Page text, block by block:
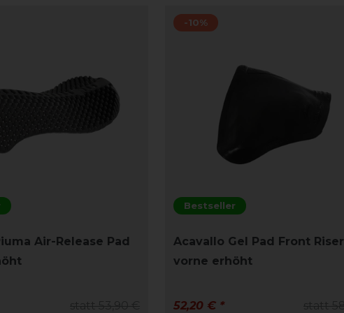
Air-Release Pad
Bestseller
-10%
Acavallo Gel Pad Front Riser
vorne erhöht
52,20 € *